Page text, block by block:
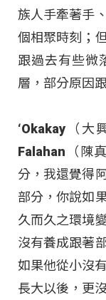
族人手牽著手
個相聚時刻；
跟過去有些微
層，部分原因
‘Okakay（大
Falahan（陳
分，我還覺得
部分，你說如
久而久之環境
沒有養成跟著
如果他從小沒
長大以後，更